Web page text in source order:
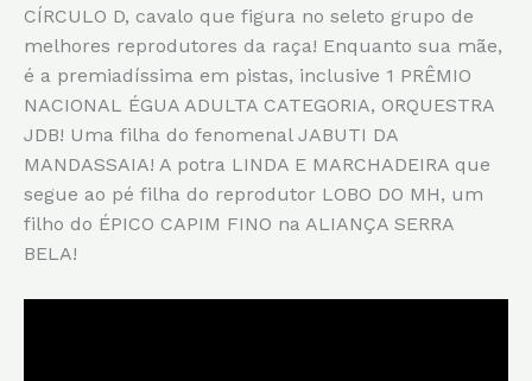
CÍRCULO D, cavalo que figura no seleto grupo de
melhores reprodutores da raça! Enquanto sua mãe,
é a premiadíssima em pistas, inclusive 1 PRÊMIO
NACIONAL ÉGUA ADULTA CATEGORIA, ORQUESTRA
JDB! Uma filha do fenomenal JABUTI DA
MANDASSAIA! A potra LINDA E MARCHADEIRA que
segue ao pé filha do reprodutor LOBO DO MH, um
filho do ÉPICO CAPIM FINO na ALIANÇA SERRA
BELA!